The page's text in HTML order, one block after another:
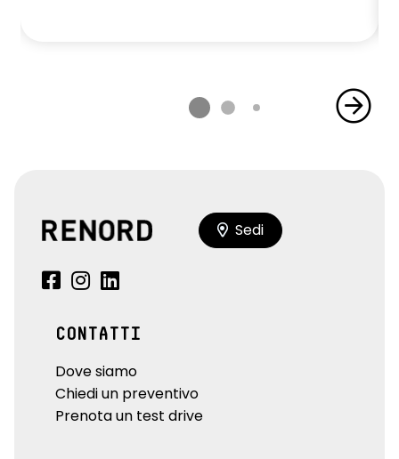
Sedi
CONTATTI
Dove siamo
Chiedi un preventivo
Prenota un test drive